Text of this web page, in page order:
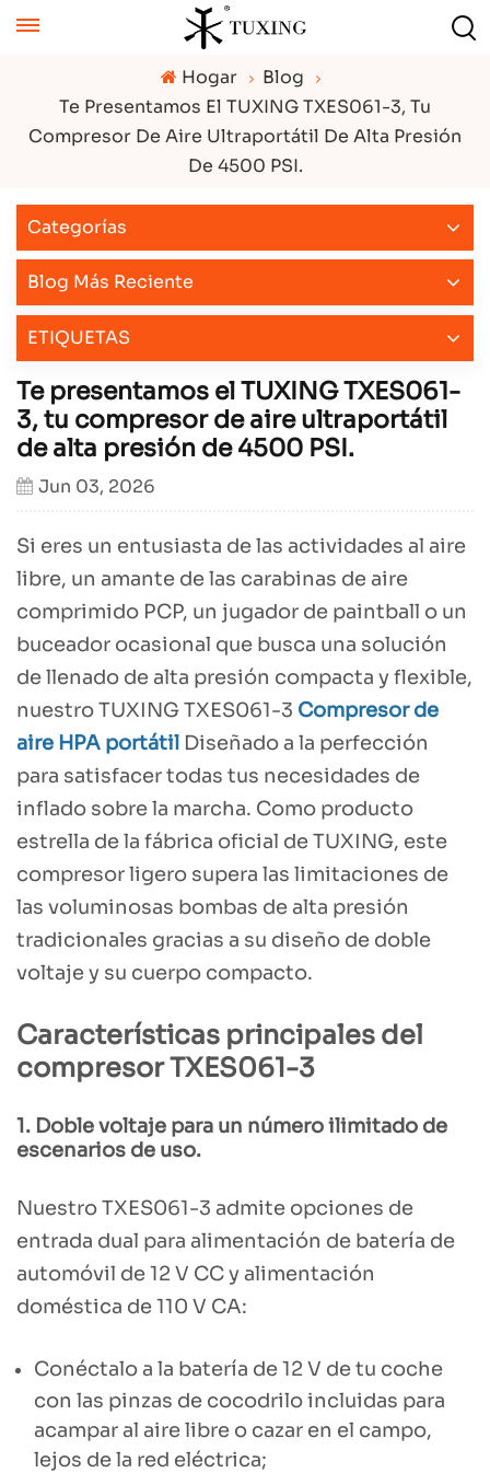
Hogar
Blog
Te Presentamos El TUXING TXES061-3, Tu
Compresor De Aire Ultraportátil De Alta Presión
De 4500 PSI.
Categorías
Blog Más Reciente
ETIQUETAS
Te presentamos el TUXING TXES061-
3, tu compresor de aire ultraportátil
de alta presión de 4500 PSI.
Jun 03, 2026
Si eres un entusiasta de las actividades al aire
libre, un amante de las carabinas de aire
comprimido PCP, un jugador de paintball o un
buceador ocasional que busca una solución
de llenado de alta presión compacta y flexible,
nuestro TUXING TXES061-3 Compresor de
aire HPA portátil Diseñado a la perfección
para satisfacer todas tus necesidades de
inflado sobre la marcha. Como producto
estrella de la fábrica oficial de TUXING, este
compresor ligero supera las limitaciones de
las voluminosas bombas de alta presión
tradicionales gracias a su diseño de doble
voltaje y su cuerpo compacto.
Características principales del
compresor TXES061-3
1. Doble voltaje para un número ilimitado de
escenarios de uso.
Nuestro TXES061-3 admite opciones de
entrada dual para alimentación de batería de
automóvil de 12 V CC y alimentación
doméstica de 110 V CA:
Conéctalo a la batería de 12 V de tu coche
con las pinzas de cocodrilo incluidas para
acampar al aire libre o cazar en el campo,
lejos de la red eléctrica;